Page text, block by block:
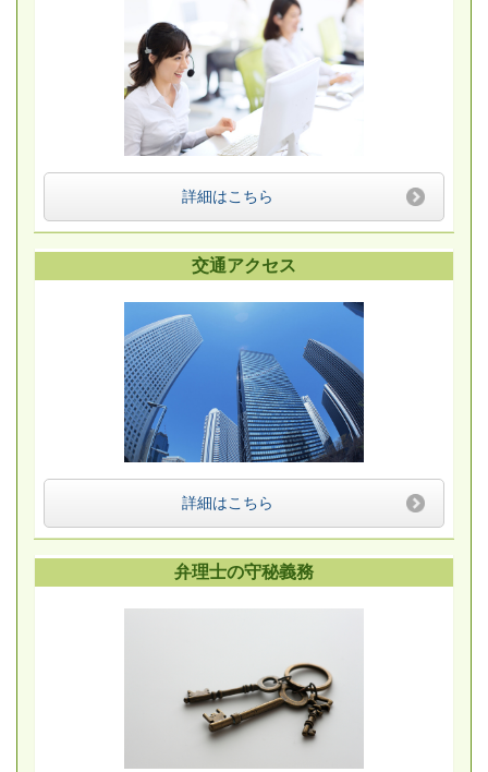
詳細はこちら
交通アクセス
詳細はこちら
弁理士の守秘義務